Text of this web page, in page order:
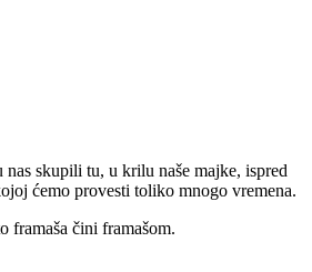
skupili tu, u krilu naše majke, ispred
ćemo provesti toliko mnogo vremena.
framaša čini framašom.